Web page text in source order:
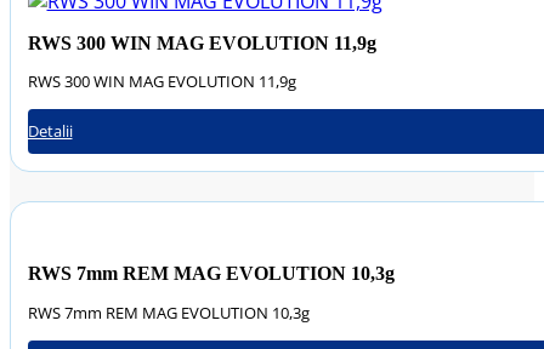
RWS 300 WIN MAG EVOLUTION 11,9g
RWS 300 WIN MAG EVOLUTION 11,9g
Detalii
RWS 7mm REM MAG EVOLUTION 10,3g
RWS 7mm REM MAG EVOLUTION 10,3g